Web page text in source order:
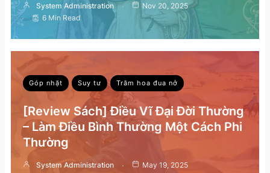
System Administration
Nov 20, 2025
6 Min Read
Góp nhặt Suy tư Trăm hoa đua nở
[Review Sách] Điều Vĩ Đại Đời Thường
– Làm Điều Bình Thường Một Cách Phi
Thường
System Administration May 19, 2025